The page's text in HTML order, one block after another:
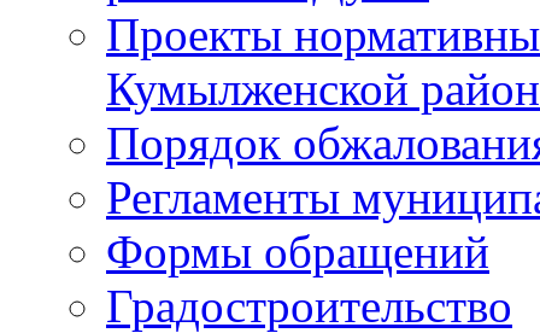
Проекты
Кумылженской
Порядок
Регламенты
Формы обращений
Градостроительство